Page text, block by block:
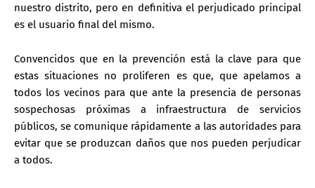
nuestro distrito, pero en definitiva el perjudicado principal
es el usuario final del mismo.
Convencidos que en la prevención está la clave para que
estas situaciones no proliferen es que, que apelamos a
todos los vecinos para que ante la presencia de personas
sospechosas próximas a infraestructura de servicios
públicos, se comunique rápidamente a las autoridades para
evitar que se produzcan daños que nos pueden perjudicar
a todos.